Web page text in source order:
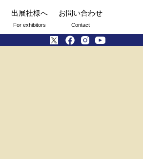
出展社様へ
For exhibitors
お問い合わせ
Contact